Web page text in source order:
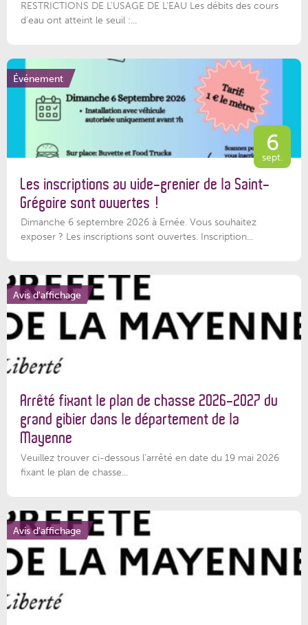
RESTRICTIONS DE L’USAGE DE L’EAU Les débits des cours
d'eau ont atteint le seuil :...
Événement
6
sept.
Les inscriptions au vide-grenier de la Saint-
Grégoire sont ouvertes !
Dimanche 6 septembre 2026 à Ernée. Vous souhaitez
exposer ? Les inscriptions sont ouvertes. Inscription...
Avis d'affichage
Arrêté fixant le plan de chasse 2026-2027 du
grand gibier dans le département de la
Mayenne
Veuillez trouver ci-dessous l’arrêté en date du 19 mai 2026
fixant le plan de chasse...
Avis d'affichage